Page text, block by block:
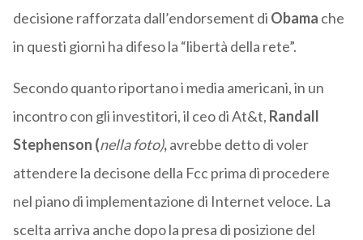
decisione rafforzata dall’endorsement di Obama che
in questi giorni ha difeso la “libertà della rete”.
Secondo quanto riportano i media americani, in un
incontro con gli investitori, il ceo di At&t, Randall
Stephenson (nella foto),avrebbe detto di voler
attendere la decisone della Fcc prima di procedere
nel piano di implementazione di Internet veloce. La
scelta arriva anche dopo la presa di posizione del